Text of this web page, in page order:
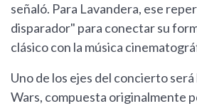
señaló. Para Lavandera, ese
disparador" para conectar su
clásico con la música
Uno de los ejes del concierto
Wars, compuesta originalmente